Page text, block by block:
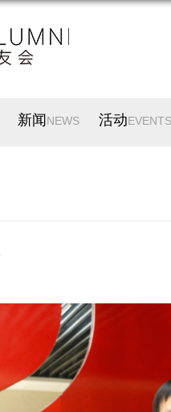
新闻 NEWS 活动EVENTS